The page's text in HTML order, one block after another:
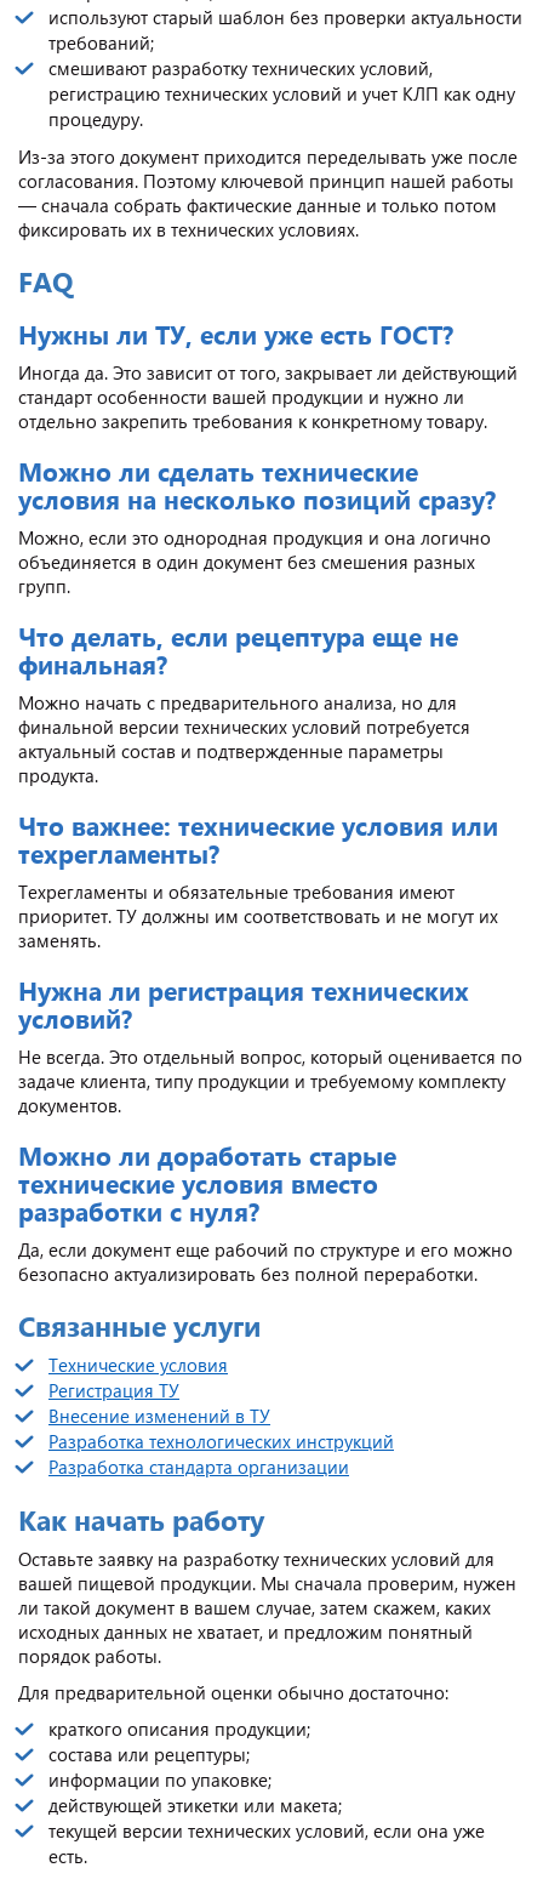
используют старый шаблон без проверки актуальности
требований;
смешивают разработку технических условий,
регистрацию технических условий и учет КЛП как одну
процедуру.
Из-за этого документ приходится переделывать уже после
согласования. Поэтому ключевой принцип нашей работы
— сначала собрать фактические данные и только потом
фиксировать их в технических условиях.
FAQ
Нужны ли ТУ, если уже есть ГОСТ?
Иногда да. Это зависит от того, закрывает ли действующий
стандарт особенности вашей продукции и нужно ли
отдельно закрепить требования к конкретному товару.
Можно ли сделать технические
условия на несколько позиций сразу?
Можно, если это однородная продукция и она логично
объединяется в один документ без смешения разных
групп.
Что делать, если рецептура еще не
финальная?
Можно начать с предварительного анализа, но для
финальной версии технических условий потребуется
актуальный состав и подтвержденные параметры
продукта.
Что важнее: технические условия или
техрегламенты?
Техрегламенты и обязательные требования имеют
приоритет. ТУ должны им соответствовать и не могут их
заменять.
Нужна ли регистрация технических
условий?
Не всегда. Это отдельный вопрос, который оценивается по
задаче клиента, типу продукции и требуемому комплекту
документов.
Можно ли доработать старые
технические условия вместо
разработки с нуля?
Да, если документ еще рабочий по структуре и его можно
безопасно актуализировать без полной переработки.
Связанные услуги
Технические условия
Регистрация ТУ
Внесение изменений в ТУ
Разработка технологических инструкций
Разработка стандарта организации
Как начать работу
Оставьте заявку на разработку технических условий для
вашей пищевой продукции. Мы сначала проверим, нужен
ли такой документ в вашем случае, затем скажем, каких
исходных данных не хватает, и предложим понятный
порядок работы.
Для предварительной оценки обычно достаточно:
краткого описания продукции;
состава или рецептуры;
информации по упаковке;
действующей этикетки или макета;
текущей версии технических условий, если она уже
есть.